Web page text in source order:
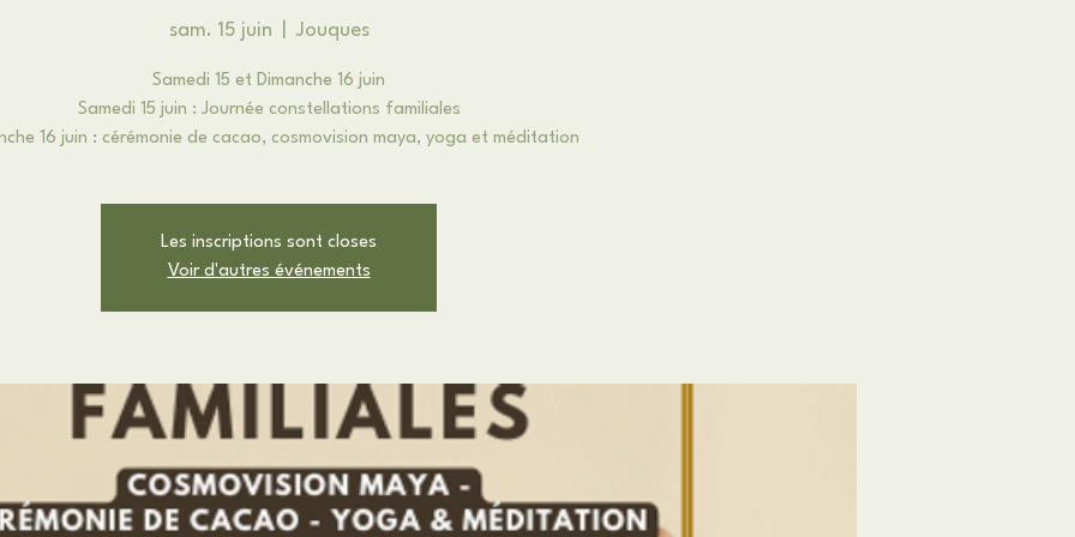
sam. 15 juin
  |
Jouques
Samedi 15 et Dimanche 16 juin
Samedi 15 juin : Journée constellations familiales
16 juin : cérémonie de cacao, cosmovision maya, yoga et méditation
Les inscriptions sont closes
Voir d'autres événements